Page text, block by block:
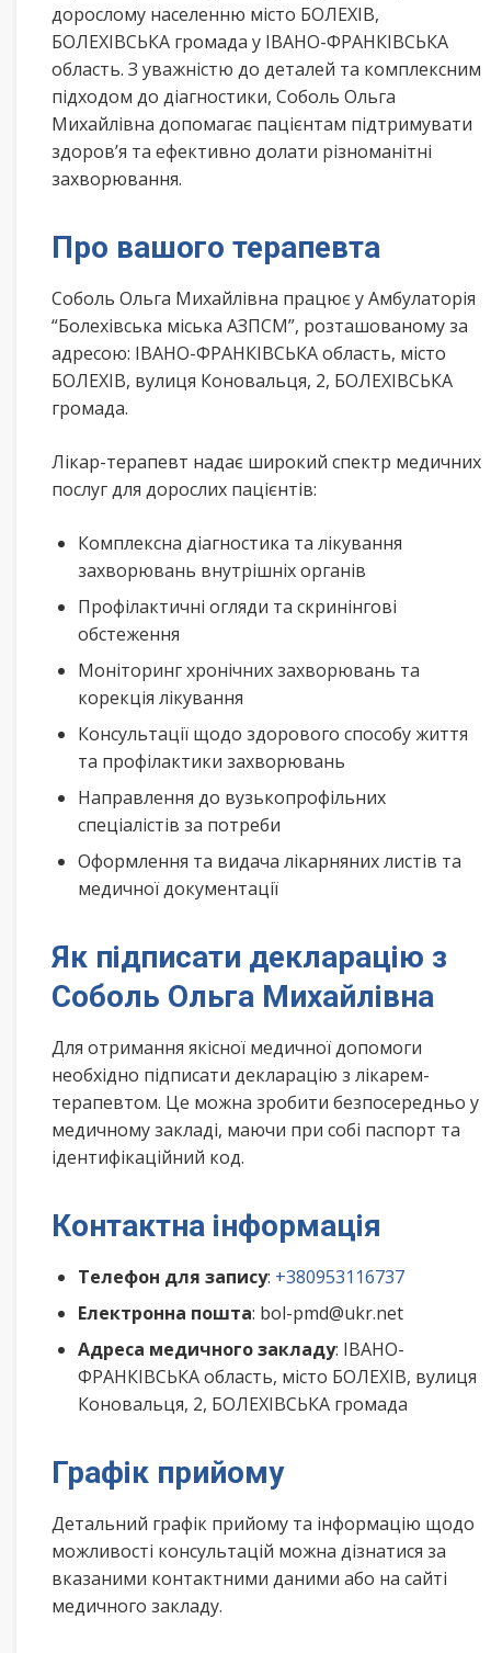
дорослому населенню місто БОЛЕХІВ,
БОЛЕХІВСЬКА громада у ІВАНО-ФРАНКІВСЬКА
область. З уважністю до деталей та комплексним
підходом до діагностики, Соболь Ольга
Михайлівна допомагає пацієнтам підтримувати
здоров’я та ефективно долати різноманітні
захворювання.
Про вашого терапевта
Соболь Ольга Михайлівна працює у Амбулаторія
“Болехівська міська АЗПСМ”, розташованому за
адресою: ІВАНО-ФРАНКІВСЬКА область, місто
БОЛЕХІВ, вулиця Коновальця, 2, БОЛЕХІВСЬКА
громада.
Лікар-терапевт надає широкий спектр медичних
послуг для дорослих пацієнтів:
Комплексна діагностика та лікування
захворювань внутрішніх органів
Профілактичні огляди та скринінгові
обстеження
Моніторинг хронічних захворювань та
корекція лікування
Консультації щодо здорового способу життя
та профілактики захворювань
Направлення до вузькопрофільних
спеціалістів за потреби
Оформлення та видача лікарняних листів та
медичної документації
Як підписати декларацію з
Соболь Ольга Михайлівна
Для отримання якісної медичної допомоги
необхідно підписати декларацію з лікарем-
терапевтом. Це можна зробити безпосередньо у
медичному закладі, маючи при собі паспорт та
ідентифікаційний код.
Контактна інформація
Телефон для запису: +380953116737
Електронна пошта: bol-pmd@ukr.net
Адреса медичного закладу: ІВАНО-
ФРАНКІВСЬКА область, місто БОЛЕХІВ, вулиця
Коновальця, 2, БОЛЕХІВСЬКА громада
Графік прийому
Детальний графік прийому та інформацію щодо
можливості консультацій можна дізнатися за
вказаними контактними даними або на сайті
медичного закладу.